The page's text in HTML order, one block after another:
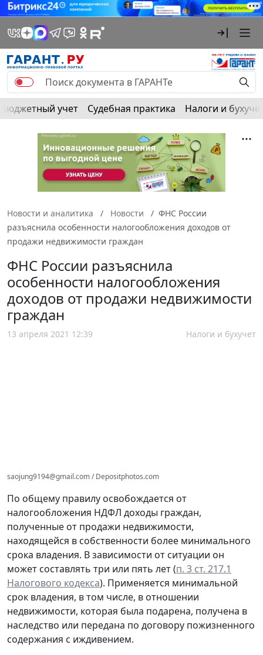
Бюджетный учет Судебная практика Налоги и
Новости и аналитика Новости
ФНС России
разъяснила особенности налогообложения доходов от
продажи недвижимости граждан
ФНС России разъяснила
особенности налогообложения
доходов от продажи недвижимости
граждан
13 апреля 2021 12:39 Налоги и бухучет
saojung9194@gmail.com / Depositphotos.com
По общему правилу освобождается от
налогообложения НДФЛ доходы граждан,
полученные от продажи недвижимости,
находящейся в собственности более минимального
срока владения. В зависимости от ситуации он
может составлять три или пять лет (п. 3 ст. 217.1
Налогового кодекса). Применяется минимальной
срок владения, в том числе, в отношении
недвижимости, которая была подарена, получена в
наследство или передана по договору пожизненного
содержания с иждивением.